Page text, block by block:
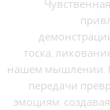
тоска,
нашем мышлении.
передачи
эмоциям,